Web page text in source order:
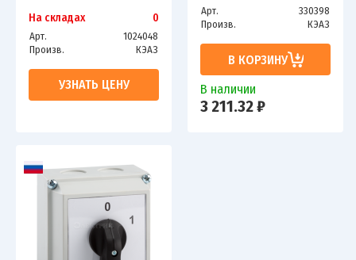
На складах 0
Арт.
1024048
Произв.
КЭАЗ
УЗНАТЬ ЦЕНУ
Арт.
330398
Произв.
КЭАЗ
В КОРЗИНУ
В наличии
3 211.32 ₽